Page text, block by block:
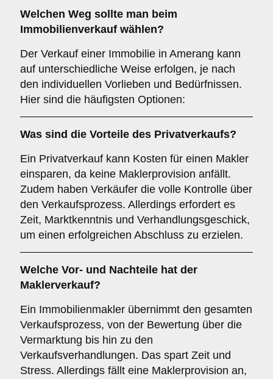
Welchen Weg sollte man beim
Immobilienverkauf wählen?
Der Verkauf einer Immobilie in Amerang kann
auf unterschiedliche Weise erfolgen, je nach
den individuellen Vorlieben und Bedürfnissen.
Hier sind die häufigsten Optionen:
Was sind die Vorteile des Privatverkaufs?
Ein Privatverkauf kann Kosten für einen Makler
einsparen, da keine Maklerprovision anfällt.
Zudem haben Verkäufer die volle Kontrolle über
den Verkaufsprozess. Allerdings erfordert es
Zeit, Marktkenntnis und Verhandlungsgeschick,
um einen erfolgreichen Abschluss zu erzielen.
Welche Vor- und Nachteile hat der
Maklerverkauf?
Ein Immobilienmakler übernimmt den gesamten
Verkaufsprozess, von der Bewertung über die
Vermarktung bis hin zu den
Verkaufsverhandlungen. Das spart Zeit und
Stress. Allerdings fällt eine Maklerprovision an,